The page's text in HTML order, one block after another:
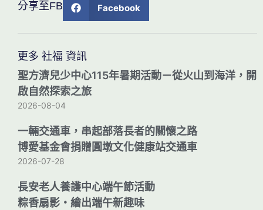
分享至FB Facebook
更多 社福 資訊
聖方濟兒少中心115年暑期活動－從火山到海洋，開
啟自然探索之旅
2026-08-04
一輛交通車，串起部落長者的關懷之路
博愛基金會捐贈圓墩文化健康站交通車
2026-07-28
長安老人養護中心端午節活動
粽香扇影・繪出端午新趣味